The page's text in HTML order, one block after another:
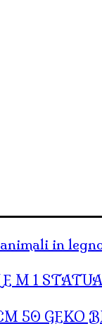
animali in
GEKO